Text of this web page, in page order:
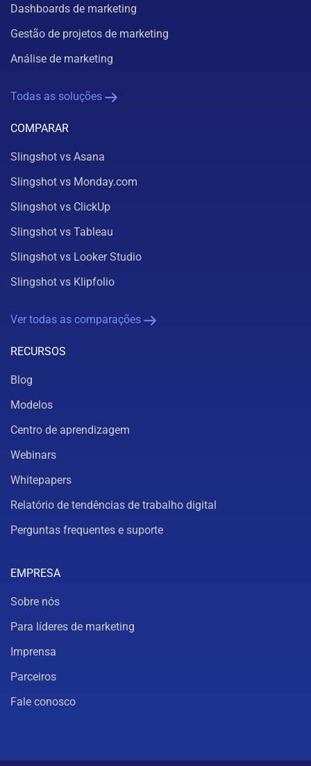
Dashboards de marketing
Gestão de projetos de marketing
Análise de marketing
Todas as soluções
COMPARAR
Slingshot vs Asana
Slingshot vs Monday.com
Slingshot vs ClickUp
Slingshot vs Tableau
Slingshot vs Looker Studio
Slingshot vs Klipfolio
Ver todas as comparações
RECURSOS
Blog
Modelos
Centro de aprendizagem
Webinars
Whitepapers
Relatório de tendências de trabalho digital
Perguntas frequentes e suporte
EMPRESA
Sobre nós
Para líderes de marketing
Imprensa
Parceiros
Fale conosco